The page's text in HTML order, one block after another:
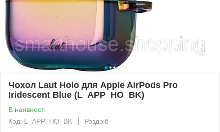
Чохол Laut Holo для Apple AirPods Pro
Iridescent Blue (L_APP_HO_BK)
В наявності
Код: L_APP_HO_BK
Роздріб